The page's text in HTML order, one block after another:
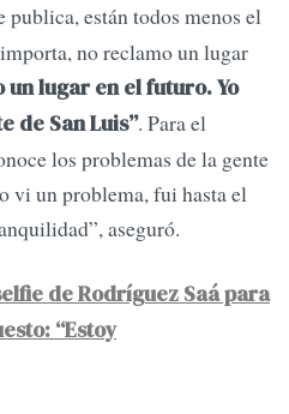
publica, están todos menos el
no reclamo un lugar
un lugar en el futuro. Yo
de San Luis”. Para el
los problemas de la gente
vi un problema, fui hasta el
aseguró.
de Rodríguez Saá para
“Estoy